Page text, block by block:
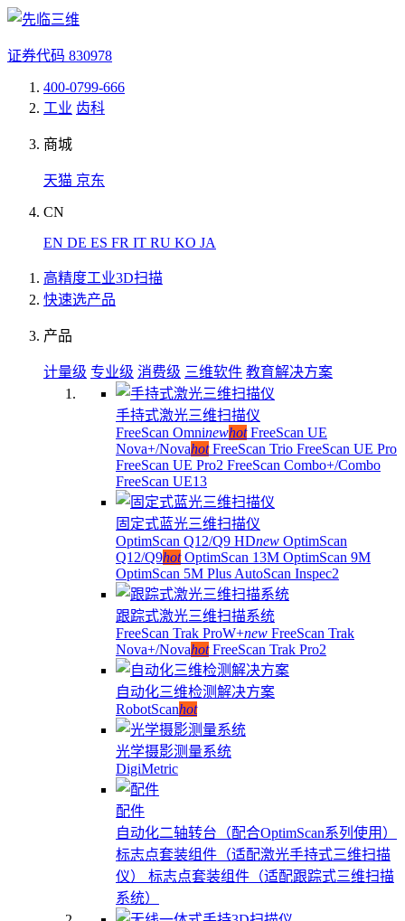
证券代码 830978
400-0799-666
工业 齿科
商城
天猫 京东
CN
EN DE ES FR IT RU KO JA
高精度工业3D扫描
快速选产品
产品
计量级 专业级 消费级 三维软件 教育解决方案
手持式激光三维扫描仪
FreeScan Omninewhot FreeScan UE
Nova+/Novahot FreeScan Trio FreeScan UE Pro
FreeScan UE Pro2 FreeScan Combo+/Combo
FreeScan UE13
固定式蓝光三维扫描仪
OptimScan Q12/Q9 HDnew OptimScan
Q12/Q9hot OptimScan 13M OptimScan 9M
OptimScan 5M Plus AutoScan Inspec2
跟踪式激光三维扫描系统
FreeScan Trak ProW+new FreeScan Trak
Nova+/Novahot FreeScan Trak Pro2
自动化三维检测解决方案
RobotScanhot
光学摄影测量系统
DigiMetric
配件
自动化二轴转台（配合OptimScan系列使用）
标志点套装组件（适配激光手持式三维扫描
仪） 标志点套装组件（适配跟踪式三维扫描
系统）